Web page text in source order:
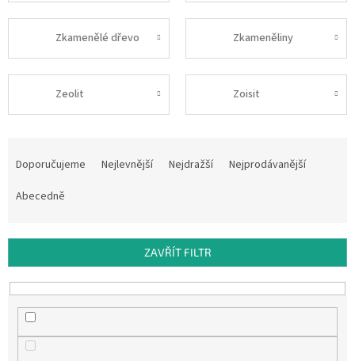
Zkamenělé dřevo Zkameněliny
Zeolit Zoisit
r
o
Doporučujeme Nejlevnější Nejdražší
Nejprodávanější
Abecedně
ZAVŘÍT FILTR